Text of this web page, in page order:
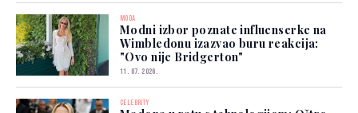
MODA
Modni izbor poznate influenserke na
Wimbledonu izazvao buru reakcija:
"Ovo nije Bridgerton"
11. 07. 2026.
CELEBRITY